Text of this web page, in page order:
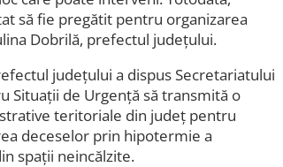
să fie pregătit pentru organizarea
Dobrilă, prefectul județului.
județului a dispus Secretariatului
Situații de Urgență să transmită o
teritoriale din județ pentru
deceselor prin hipotermie a
spații neincălzite.